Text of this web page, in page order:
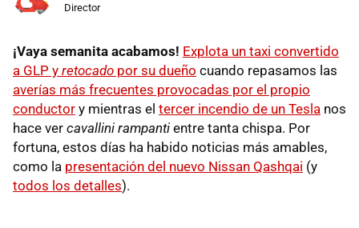
Director
¡Vaya semanita acabamos! Explota un taxi convertido
a GLP y retocado por su dueño cuando repasamos las
averías más frecuentes provocadas por el propio
conductor y mientras el tercer incendio de un Tesla nos
hace ver cavallini rampanti entre tanta chispa. Por
fortuna, estos días ha habido noticias más amables,
como la presentación del nuevo Nissan Qashqai (y
todos los detalles).